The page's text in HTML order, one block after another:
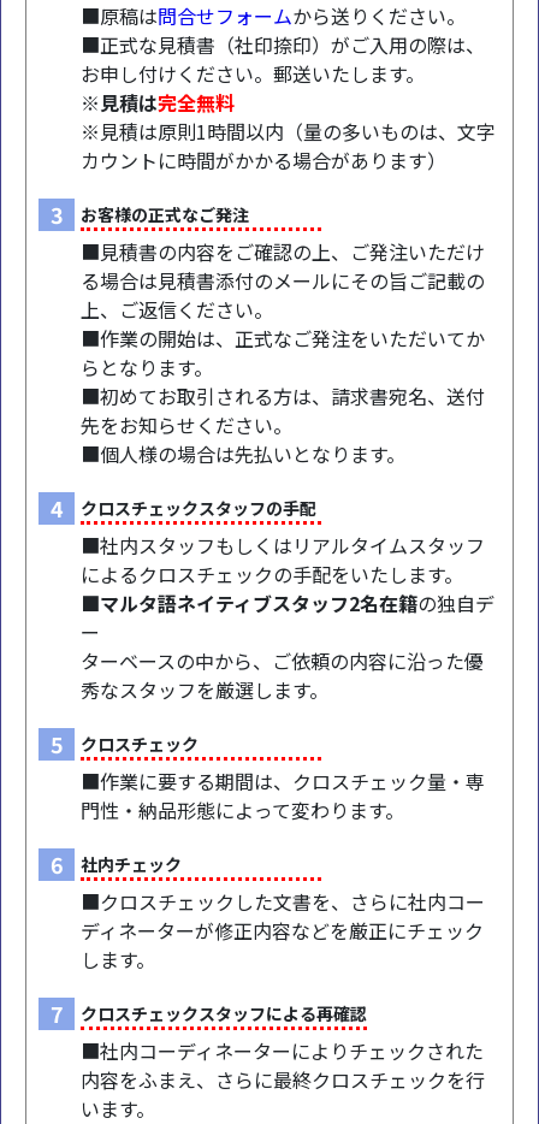
■原稿は問合せフォームから送りください。
■正式な見積書（社印捺印）がご入用の際は、
お申し付けください。郵送いたします。
※見積は完全無料
※見積は原則1時間以内（量の多いものは、文字
カウントに時間がかかる場合があります）
3 お客様の正式なご発注
■見積書の内容をご確認の上、ご発注いただけ
る場合は見積書添付のメールにその旨ご記載の
上、ご返信ください。
■作業の開始は、正式なご発注をいただいてか
らとなります。
■初めてお取引される方は、請求書宛名、送付
先をお知らせください。
■個人様の場合は先払いとなります。
4 クロスチェックスタッフの手配
■社内スタッフもしくはリアルタイムスタッフ
によるクロスチェックの手配をいたします。
■マルタ語ネイティブスタッフ2名在籍の独自デ
ー
ターベースの中から、ご依頼の内容に沿った優
秀なスタッフを厳選します。
5 クロスチェック
■作業に要する期間は、クロスチェック量・専
門性・納品形態によって変わります。
6 社内チェック
■クロスチェックした文書を、さらに社内コー
ディネーターが修正内容などを厳正にチェック
します。
7 クロスチェックスタッフによる再確認
■社内コーディネーターによりチェックされた
内容をふまえ、さらに最終クロスチェックを行
います。